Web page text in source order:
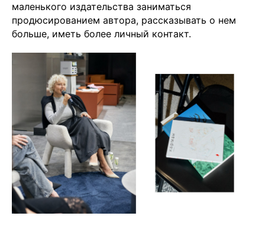
маленького издательства заниматься
продюсированием автора, рассказывать о нем
больше, иметь более личный контакт.